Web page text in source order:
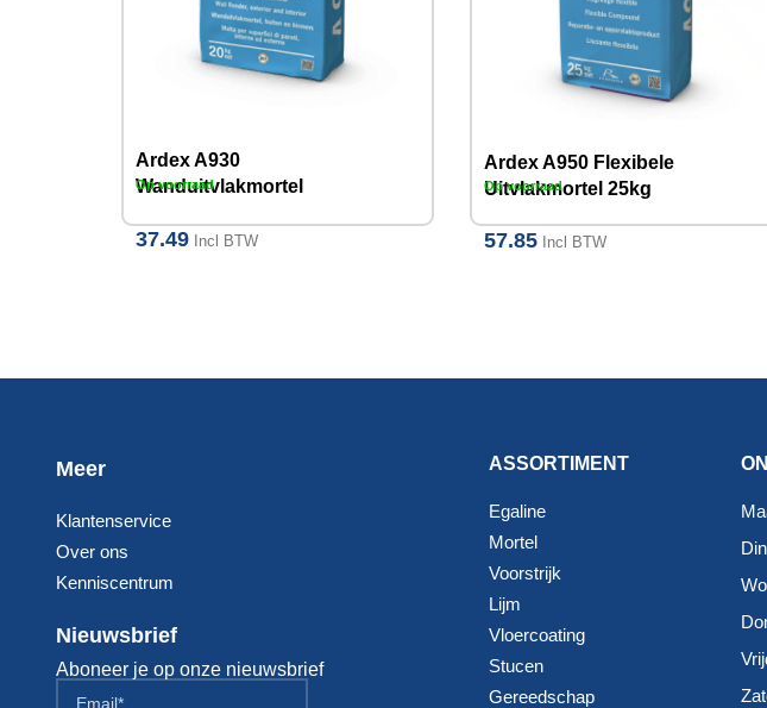
Ardex A930
Wanduitvlakmortel
20kg
37.49 Incl BTW
Op voorraad
Ardex A950 Flexibele
Uitvlakmortel 25kg
57.85 Incl BTW
Op voorraad
Meer
Klantenservice
Over ons
Kenniscentrum
Nieuwsbrief
Aboneer je op onze nieuwsbrief
ASSORTIMENT
Egaline
Mortel
Voorstrijk
Lijm
Vloercoating
Stucen
Gereedschap